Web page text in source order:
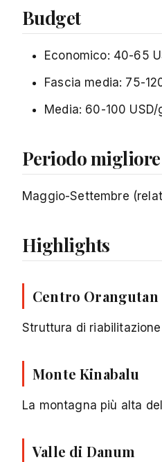
Budget
Economico: 40-65
Fascia media: 75-
Media: 60-100
Periodo migliore
Maggio-Settembre
Highlights
Centro
Struttura di
Monte Kinabalu
La montagna più alta
Valle di Danum